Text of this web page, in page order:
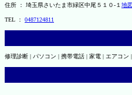
住所 ： 埼玉県さいたま市緑区中尾５１０-１ 地図
TEL ： 0487124811
修理診断 | パソコン | 携帯電話 | 家電 | エアコン